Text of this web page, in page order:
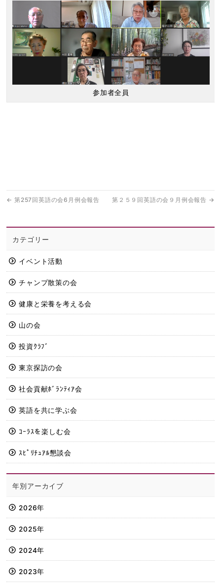
参加者全員
← 第257回英語の会6月例会報告 第２５９回英語の会９月例会報告 →
カテゴリー
イベント活動
チャンプ散策の会
健康と栄養を考える会
山の会
投資ｸﾗﾌﾞ
東京探訪の会
社会貢献ﾎﾞﾗﾝﾃｨｱ会
英語を共に学ぶ会
ｺｰﾗｽを楽しむ会
ｽﾋﾟﾘﾁｭｱﾙ懇談会
年別アーカイブ
2026年
2025年
2024年
2023年